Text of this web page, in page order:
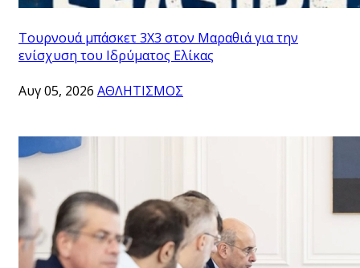
Τουρνουά μπάσκετ 3Χ3 στον Μαραθιά για την
ενίσχυση του Ιδρύματος Ελίκας
Αυγ 05, 2026 ΑΘΛΗΤΙΣΜΟΣ